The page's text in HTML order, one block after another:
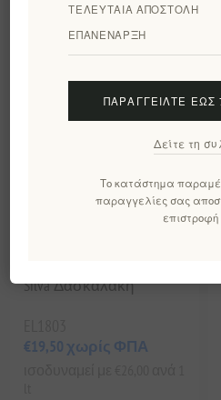
Ένστικτο Λευκό 2023 -
Silva Δασκαλάκη
€19,50 χωρίς ΦΠΑ
ΤΕΛΕΥΤΑΊΑ ΑΠΟΣΤΟΛΉ
ΕΠΑΝΈΝΑΡΞΗ
ΠΑΡΑΓΓΕΊΛΤΕ
Δείτε τη
Το κατάστημα
παραγγελίες σας